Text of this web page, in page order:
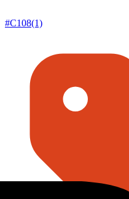
#C108(1)